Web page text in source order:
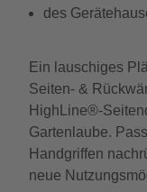
des
Ein lauschiges
Seiten- &
HighLine®-
Gartenlaube.
Handgriffen
neue